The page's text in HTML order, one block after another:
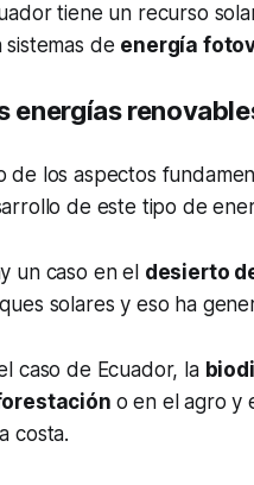
tiene un recurso
sistemas de energía
energías
de los aspectos
de este tipo de
un caso en el desierto
solares y eso ha
caso de Ecuador, la
o en el agro y
costa.